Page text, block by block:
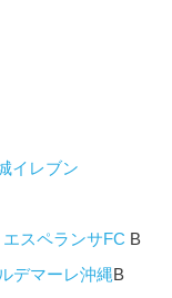
イレブン
エスペランサFC B
デマーレ沖縄B